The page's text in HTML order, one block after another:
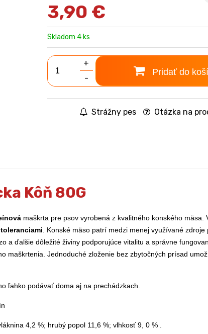
3,90 €
Skladom 4 ks
+
-
Pridať do
Strážny pes Otázka na
Kôň 80G
maškrta pre psov vyrobená z kvalitného konského
. Konské mäso patrí medzi menej využívané
a ďalšie dôležité živiny podporujúce vitalitu a správne
maškrtenia. Jednoduché zloženie bez zbytočných prísad
ľahko podávať doma aj na prechádzkach.
4,2 %; hrubý popol 11,6 %; vlhkosť 9, 0 % .